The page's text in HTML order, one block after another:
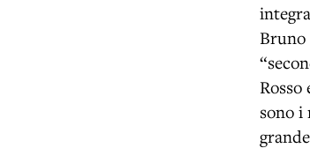
Bruno
sono i